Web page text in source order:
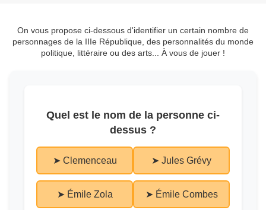
On vous propose ci-dessous d'identifier un certain nombre de
personnages de la IIIe République, des personnalités du monde
politique, littéraire ou des arts... À vous de jouer !
Quel est le nom de la personne ci-
dessus ?
➤ Clemenceau ➤ Jules Grévy
➤ Émile Zola ➤ Émile Combes